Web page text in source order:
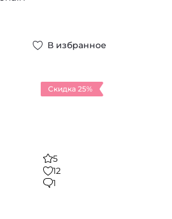
В избранное
Скидка 25%
5
12
1